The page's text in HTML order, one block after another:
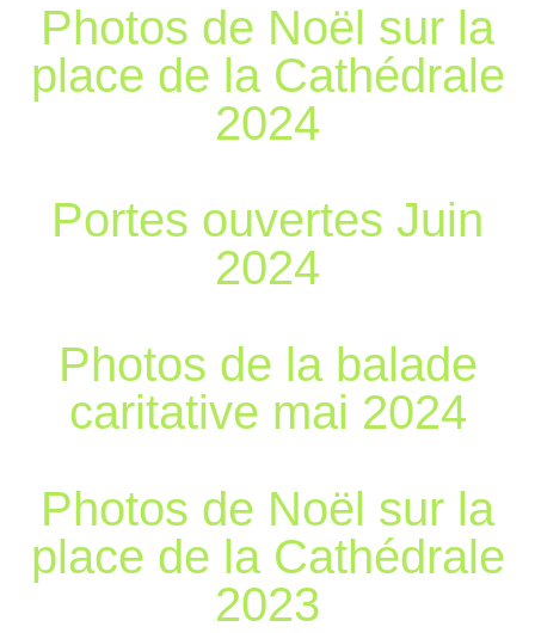
Photos de Noël sur la
place de la Cathédrale
2024
Portes ouvertes Juin
2024
Photos de la balade
caritative mai 2024
Photos de Noël sur la
place de la Cathédrale
2023